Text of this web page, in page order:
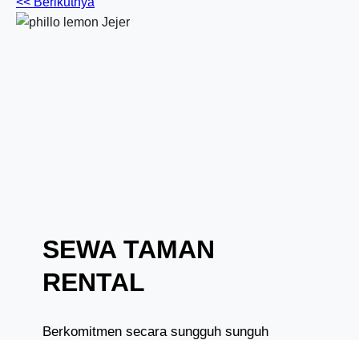
SEWA TAMAN
RENTAL
Berkomitmen secara sungguh sunguh